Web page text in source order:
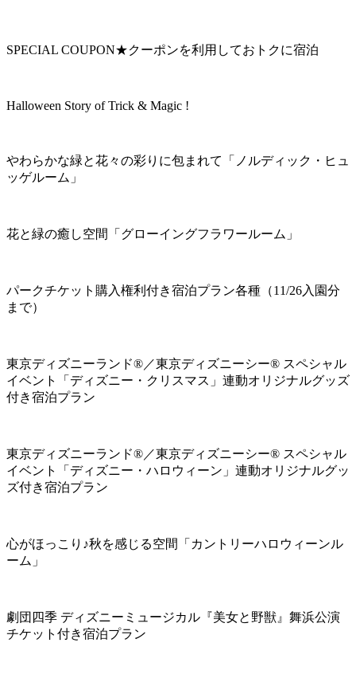
SPECIAL COUPON★クーポンを利用しておトクに宿泊
Halloween Story of Trick & Magic !
やわらかな緑と花々の彩りに包まれて「ノルディック・ヒュ
ッゲルーム」
花と緑の癒し空間「グローイングフラワールーム」
パークチケット購入権利付き宿泊プラン各種（11/26入園分
まで）
東京ディズニーランド®／東京ディズニーシー® スペシャル
イベント「ディズニー・クリスマス」連動オリジナルグッズ
付き宿泊プラン
東京ディズニーランド®／東京ディズニーシー® スペシャル
イベント「ディズニー・ハロウィーン」連動オリジナルグッ
ズ付き宿泊プラン
心がほっこり♪秋を感じる空間「カントリーハロウィーンル
ーム」
劇団四季 ディズニーミュージカル『美女と野獣』舞浜公演
チケット付き宿泊プラン